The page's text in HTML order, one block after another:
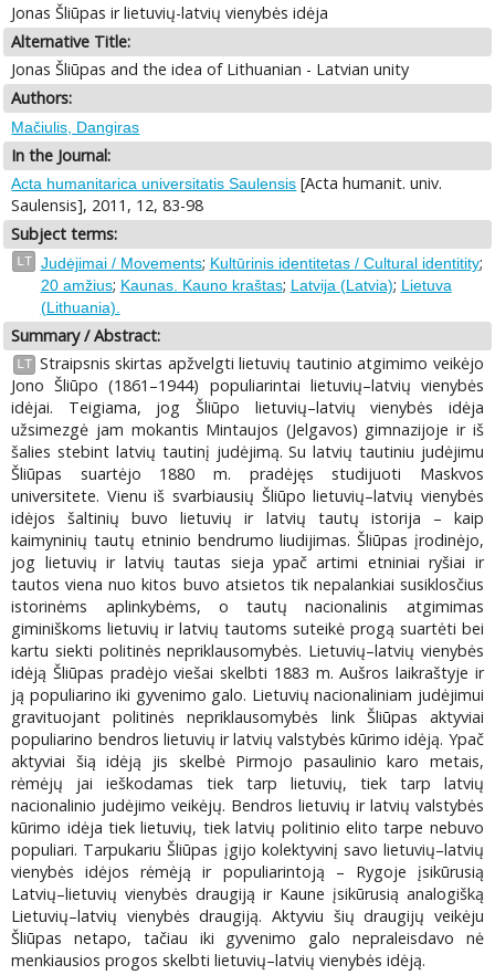
Jonas Šliūpas ir lietuvių-latvių vienybės idėja
Alternative Title:
Jonas Šliūpas and the idea of Lithuanian - Latvian unity
Authors:
Mačiulis, Dangiras
In the Journal:
Acta humanitarica universitatis Saulensis [Acta humanit. univ.
Saulensis], 2011, 12, 83-98
Subject terms:
LT Judėjimai / Movements; Kultūrinis identitetas / Cultural identitity;
20 amžius; Kaunas. Kauno kraštas; Latvija (Latvia); Lietuva
(Lithuania).
Summary / Abstract:
LT Straipsnis skirtas apžvelgti lietuvių tautinio atgimimo veikėjo
Jono Šliūpo (1861–1944) populiarintai lietuvių–latvių vienybės
idėjai. Teigiama, jog Šliūpo lietuvių–latvių vienybės idėja
užsimezgė jam mokantis Mintaujos (Jelgavos) gimnazijoje ir iš
šalies stebint latvių tautinį judėjimą. Su latvių tautiniu judėjimu
Šliūpas suartėjo 1880 m. pradėjęs studijuoti Maskvos
universitete. Vienu iš svarbiausių Šliūpo lietuvių–latvių vienybės
idėjos šaltinių buvo lietuvių ir latvių tautų istorija – kaip
kaimyninių tautų etninio bendrumo liudijimas. Šliūpas įrodinėjo,
jog lietuvių ir latvių tautas sieja ypač artimi etniniai ryšiai ir
tautos viena nuo kitos buvo atsietos tik nepalankiai susiklosčius
istorinėms aplinkybėms, o tautų nacionalinis atgimimas
giminiškoms lietuvių ir latvių tautoms suteikė progą suartėti bei
kartu siekti politinės nepriklausomybės. Lietuvių–latvių vienybės
idėją Šliūpas pradėjo viešai skelbti 1883 m. Aušros laikraštyje ir
ją populiarino iki gyvenimo galo. Lietuvių nacionaliniam judėjimui
gravituojant politinės nepriklausomybės link Šliūpas aktyviai
populiarino bendros lietuvių ir latvių valstybės kūrimo idėją. Ypač
aktyviai šią idėją jis skelbė Pirmojo pasaulinio karo metais,
rėmėjų jai ieškodamas tiek tarp lietuvių, tiek tarp latvių
nacionalinio judėjimo veikėjų. Bendros lietuvių ir latvių valstybės
kūrimo idėja tiek lietuvių, tiek latvių politinio elito tarpe nebuvo
populiari. Tarpukariu Šliūpas įgijo kolektyvinį savo lietuvių–latvių
vienybės idėjos rėmėją ir populiarintoją – Rygoje įsikūrusią
Latvių–lietuvių vienybės draugiją ir Kaune įsikūrusią analogišką
Lietuvių–latvių vienybės draugiją. Aktyviu šių draugijų veikėju
Šliūpas netapo, tačiau iki gyvenimo galo nepraleisdavo nė
menkiausios progos skelbti lietuvių–latvių vienybės idėją.